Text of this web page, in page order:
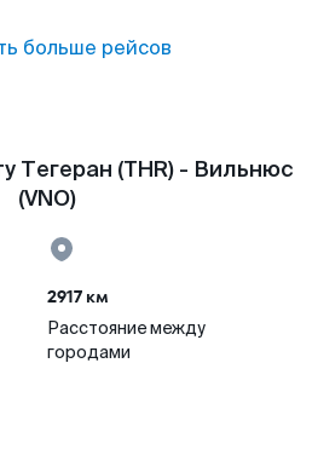
больше рейсов
Тегеран (THR) - Вильнюс
(VNO)
2917 км
Расстояние между
городами